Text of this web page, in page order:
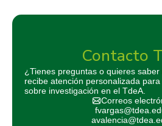
Contacto
¿Tienes preguntas o quieres
recibe atención personalizada
sobre investigación en el TdeA.
Correos